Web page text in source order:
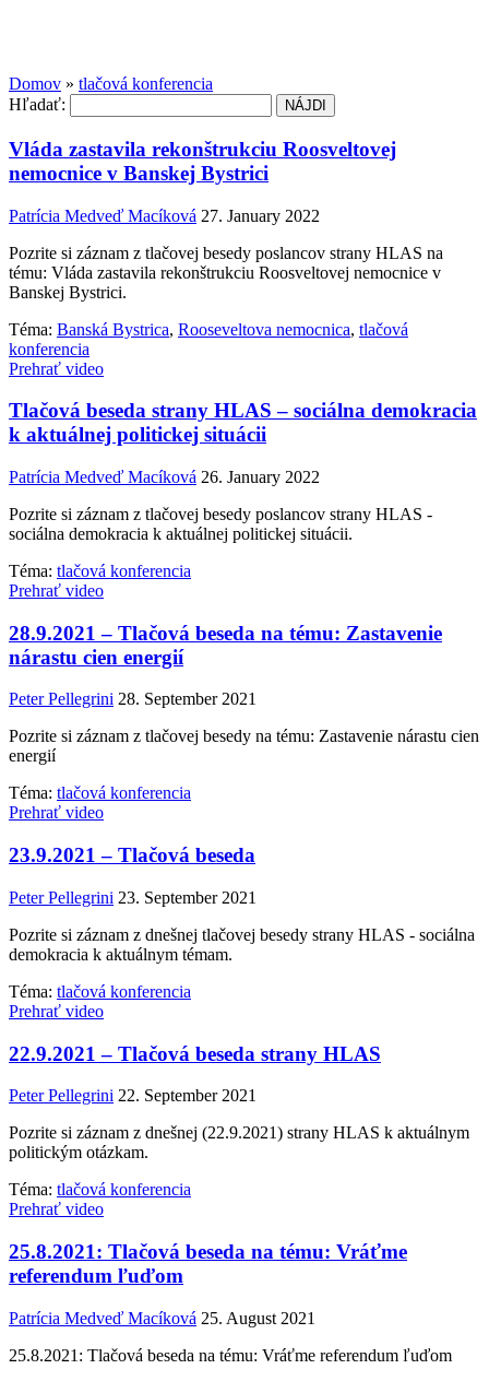
Domov » tlačová konferencia
Hľadať:
Vláda zastavila rekonštrukciu Roosveltovej
nemocnice v Banskej Bystrici
Patrícia Medveď Macíková 27. January 2022
Pozrite si záznam z tlačovej besedy poslancov strany HLAS na
tému: Vláda zastavila rekonštrukciu Roosveltovej nemocnice v
Banskej Bystrici.
Téma: Banská Bystrica, Rooseveltova nemocnica, tlačová
konferencia
Prehrať video
Tlačová beseda strany HLAS – sociálna demokracia
k aktuálnej politickej situácii
Patrícia Medveď Macíková 26. January 2022
Pozrite si záznam z tlačovej besedy poslancov strany HLAS -
sociálna demokracia k aktuálnej politickej situácii.
Téma: tlačová konferencia
Prehrať video
28.9.2021 – Tlačová beseda na tému: Zastavenie
nárastu cien energií
Peter Pellegrini 28. September 2021
Pozrite si záznam z tlačovej besedy na tému: Zastavenie nárastu cien
energií
Téma: tlačová konferencia
Prehrať video
23.9.2021 – Tlačová beseda
Peter Pellegrini 23. September 2021
Pozrite si záznam z dnešnej tlačovej besedy strany HLAS - sociálna
demokracia k aktuálnym témam.
Téma: tlačová konferencia
Prehrať video
22.9.2021 – Tlačová beseda strany HLAS
Peter Pellegrini 22. September 2021
Pozrite si záznam z dnešnej (22.9.2021) strany HLAS k aktuálnym
politickým otázkam.
Téma: tlačová konferencia
Prehrať video
25.8.2021: Tlačová beseda na tému: Vráťme
referendum ľuďom
Patrícia Medveď Macíková 25. August 2021
25.8.2021: Tlačová beseda na tému: Vráťme referendum ľuďom